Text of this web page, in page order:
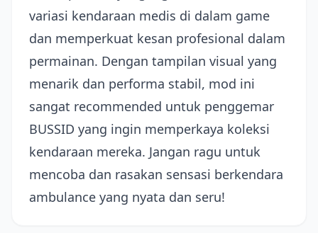
variasi kendaraan medis di dalam game
dan memperkuat kesan profesional dalam
permainan. Dengan tampilan visual yang
menarik dan performa stabil, mod ini
sangat recommended untuk penggemar
BUSSID yang ingin memperkaya koleksi
kendaraan mereka. Jangan ragu untuk
mencoba dan rasakan sensasi berkendara
ambulance yang nyata dan seru!